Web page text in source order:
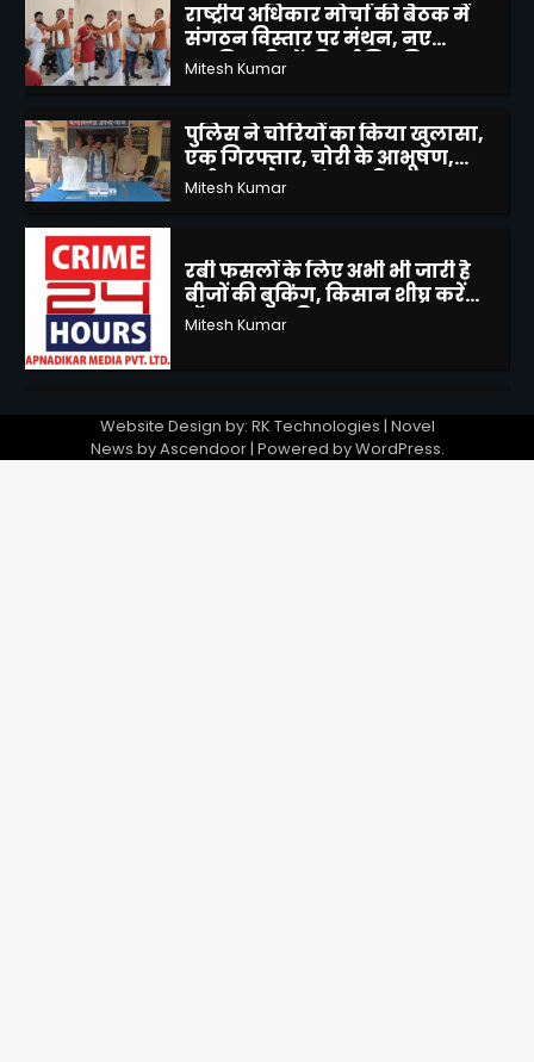
5
पुलिस ने चोरियों का किया खुलासा,
एक गिरफ्तार, चोरी के आभूषण,
बर्तन व अवैध तमंचा सहित 2300
Mitesh Kumar
रबी फसलों के लिए अभी भी जारी है
बीजों की बुकिंग, किसान शीघ्र करें
ऑनलाइन बुकिंग
2
मवई बुजुर्ग में नाली जाम से बढ़ी
लोगो की आफत, घरों में भरा पानी,
कई मकान गिरने की कगार पर
भारी वारिश एवं वज्रपात के
सम्भावनाओं के दृष्टिगत एडीएम ने
Website Design by: RK Technologies | Novel
News byAscendoor| Powered byWordPress.